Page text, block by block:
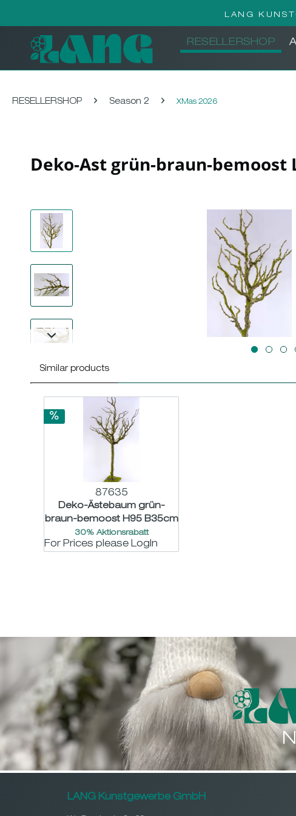
LANG
RESELLERSHOP
RESELLERSHOP Season 2 XMas 2026
Deko-Ast grün-braun-bemoost
Similar products
87635
Deko-Ästebaum grün-
braun-bemoost H95 B35cm
30% Aktionsrabatt
For Prices please LogIn
LANG Kunstgewerbe GmbH